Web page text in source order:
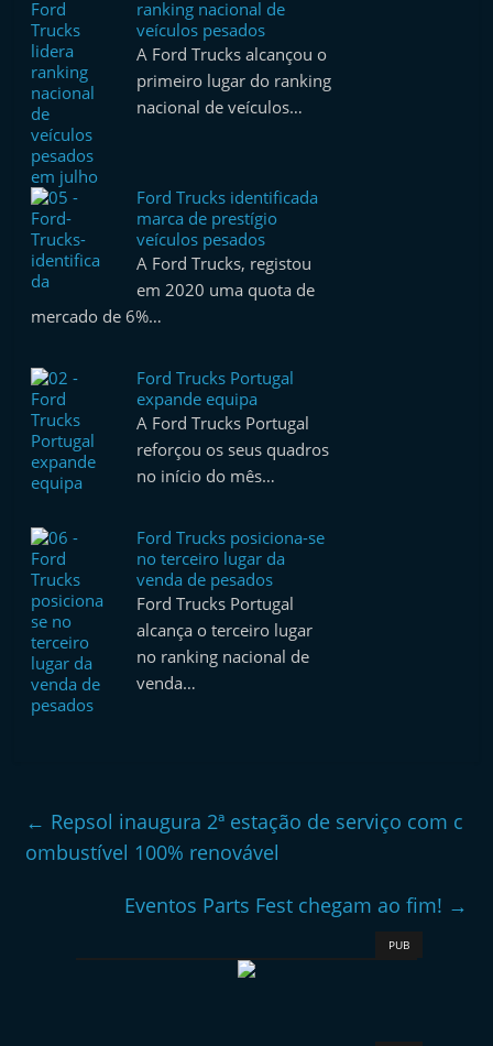
ranking nacional de
veículos pesados
A Ford Trucks alcançou o
primeiro lugar do ranking
nacional de veículos…
Ford Trucks identificada
marca de prestígio
veículos pesados
A Ford Trucks, registou
em 2020 uma quota de
mercado de 6%…
Ford Trucks Portugal
expande equipa
A Ford Trucks Portugal
reforçou os seus quadros
no início do mês…
Ford Trucks posiciona-se
no terceiro lugar da
venda de pesados
Ford Trucks Portugal
alcança o terceiro lugar
no ranking nacional de
venda…
← Repsol inaugura 2ª estação de serviço com c
ombustível 100% renovável
Eventos Parts Fest chegam ao fim! →
PUB